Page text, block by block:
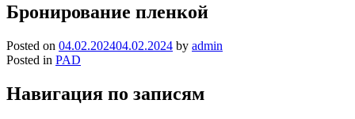
Бронирование пленкой
Posted on 04.02.202404.02.2024 by admin
Posted in PAD
Навигация по записям